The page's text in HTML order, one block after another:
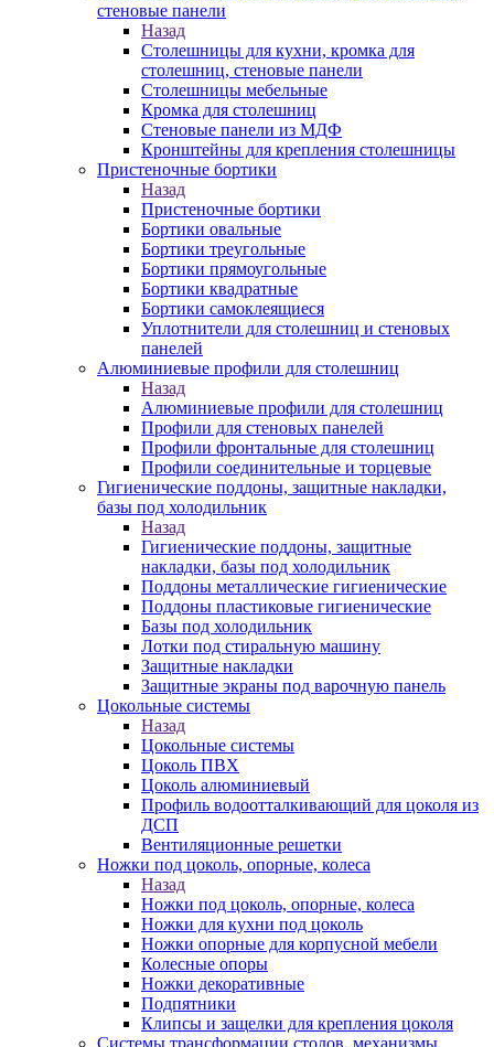
стеновые панели
Назад
Столешницы для кухни, кромка для
столешниц, стеновые панели
Столешницы мебельные
Кромка для столешниц
Стеновые панели из МДФ
Кронштейны для крепления столешницы
Пристеночные бортики
Назад
Пристеночные бортики
Бортики овальные
Бортики треугольные
Бортики прямоугольные
Бортики квадратные
Бортики самоклеящиеся
Уплотнители для столешниц и стеновых
панелей
Алюминиевые профили для столешниц
Назад
Алюминиевые профили для столешниц
Профили для стеновых панелей
Профили фронтальные для столешниц
Профили соединительные и торцевые
Гигиенические поддоны, защитные накладки,
базы под холодильник
Назад
Гигиенические поддоны, защитные
накладки, базы под холодильник
Поддоны металлические гигиенические
Поддоны пластиковые гигиенические
Базы под холодильник
Лотки под стиральную машину
Защитные накладки
Защитные экраны под варочную панель
Цокольные системы
Назад
Цокольные системы
Цоколь ПВХ
Цоколь алюминиевый
Профиль водоотталкивающий для цоколя из
ДСП
Вентиляционные решетки
Ножки под цоколь, опорные, колеса
Назад
Ножки под цоколь, опорные, колеса
Ножки для кухни под цоколь
Ножки опорные для корпусной мебели
Колесные опоры
Ножки декоративные
Подпятники
Клипсы и защелки для крепления цоколя
Системы трансформации столов, механизмы